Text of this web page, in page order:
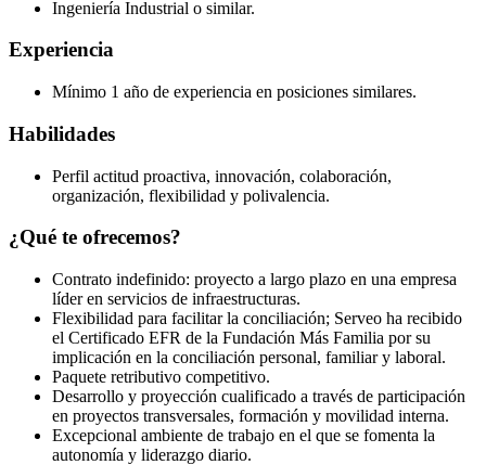
Ingeniería Industrial o similar.
Experiencia
Mínimo 1 año de experiencia en posiciones similares.
Habilidades
Perfil actitud proactiva, innovación, colaboración,
organización, flexibilidad y polivalencia.
¿Qué te ofrecemos?
Contrato indefinido: proyecto a largo plazo en una empresa
líder en servicios de infraestructuras.
Flexibilidad para facilitar la conciliación; Serveo ha recibido
el Certificado EFR de la Fundación Más Familia por su
implicación en la conciliación personal, familiar y laboral.
Paquete retributivo competitivo.
Desarrollo y proyección cualificado a través de participación
en proyectos transversales, formación y movilidad interna.
Excepcional ambiente de trabajo en el que se fomenta la
autonomía y liderazgo diario.